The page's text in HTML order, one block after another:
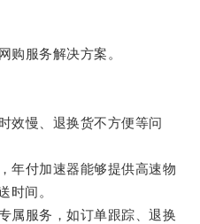
服务解决方案。
慢、退换货不方便等问
付加速器能够提供高速物
时间。
服务，如订单跟踪、退换